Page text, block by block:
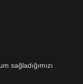
sağladığımızı